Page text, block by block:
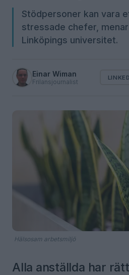
Stödpersoner kan vara
stressade chefer,
Linköpings universitet.
Einar Wiman
Frilansjournalist
Hälsosam arbetsmiljö
Alla anställda har